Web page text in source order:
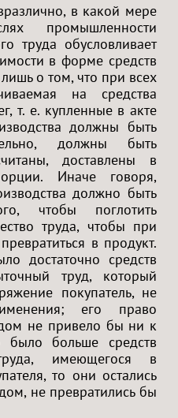
в какой мере
промышленности
труда обусловливает
в форме средств
о том, что при всех
на средства
т. е. купленные в акте
должны быть
должны быть
доставлены в
Иначе говоря,
должно быть
чтобы поглотить
труда, чтобы при
в продукт.
достаточно средств
труд, который
покупатель, не
его право
не привело бы ни к
больше средств
имеющегося в
то они остались
не превратились бы